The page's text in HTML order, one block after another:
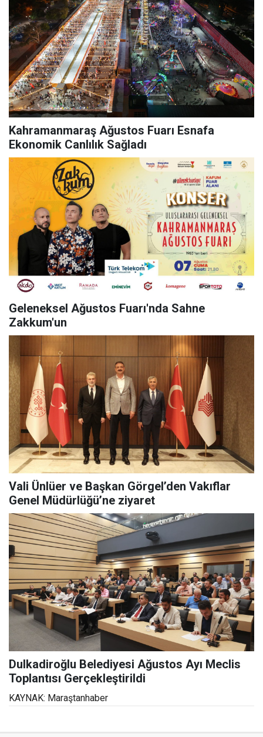
Kahramanmaraş Ağustos Fuarı Esnafa
Ekonomik Canlılık Sağladı
Geleneksel Ağustos Fuarı'nda Sahne
Zakkum'un
Vali Ünlüer ve Başkan Görgel’den Vakıflar
Genel Müdürlüğü’ne ziyaret
Dulkadiroğlu Belediyesi Ağustos Ayı Meclis
Toplantısı Gerçekleştirildi
KAYNAK: Maraştanhaber